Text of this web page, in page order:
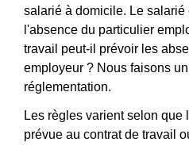
salarié à domicile. Le
l'absence du particulier
travail peut-il prévoir les
employeur ? Nous faisons
réglementation.
Les règles varient selon
prévue au contrat de travail